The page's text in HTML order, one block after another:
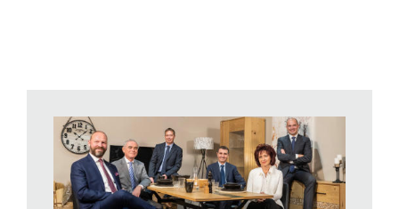
gruppo (crescita ed efficienza). Sono stato membro del CdA
della Federazione delle Cooperative Migros come
rappresentante di Migros Ticino e in questa veste sono stato
coinvolto in queste decisioni come pure nelle scelte
strategiche del gruppo (sviluppo commercio online, nel campo